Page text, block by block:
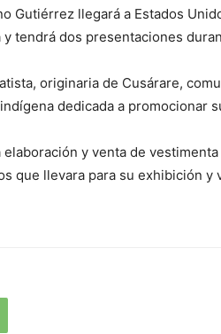
Gutiérrez llegará a Estados
tendrá dos presentaciones
originaria de Cusárare,
dedicada a promocionar
elaboración y venta de
que llevara para su exhibición